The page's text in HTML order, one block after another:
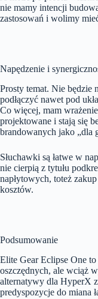
nie mamy intencji
zastosowań i wolimy
Napędzenie i
Prosty temat. Nie będzie
podłączyć nawet pod
Co więcej, mam
projektowane i stają się
brandowanych jako „dla
Słuchawki są łatwe w
nie cierpią z tytułu
napłytowych, toteż
kosztów.
Podsumowanie
Elite Gear Eclipse One
oszczędnych, ale wciąż
alternatywy dla HyperX
predyspozycje do miana